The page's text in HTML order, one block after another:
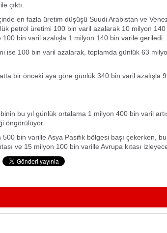
çıktı.
en fazla üretim düşüşü Suudi Arabistan ve
petrol üretimi 100 bin varil azalarak 10 milyon 140
bin varil azalışla 1 milyon 140 bin varile geriledi.
ise 100 bin varil azalarak, toplamda günlük 63
bir önceki aya göre günlük 340 bin varil azalışla
bu yıl günlük ortalama 1 milyon 400 bin varil
öngörülüyor.
bin varille Asya Pasifik bölgesi başı çekerken,
ve 15 milyon 100 bin varille Avrupa kıtası